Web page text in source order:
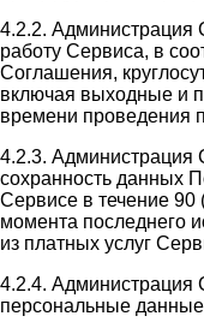
4.2.2. Администрация
работу Сервиса, в
Соглашения,
включая выходные и
времени проведения
4.2.3. Администрация
сохранность данных
Сервисе в течение 90
момента последнего
из платных услуг
4.2.4. Администрация
персональные